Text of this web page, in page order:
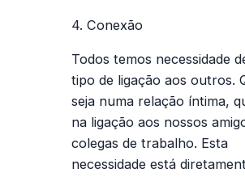
4. Conexão
Todos temos necessidade
tipo de ligação aos outros.
seja numa relação íntima,
na ligação aos nossos
colegas de trabalho. Esta
necessidade está